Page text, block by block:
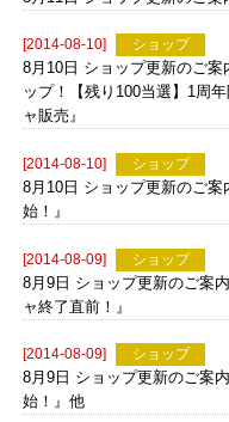
8月11日 ショップ更新のご
[2014-08-10] ショップ
8月10日 ショップ更新のご
ップ！【残り100当選】1
ャ販売』
[2014-08-10] ショップ
8月10日 ショップ更新のご
始！』
8月9日 ショップ更新のご
ャ終了直前！』